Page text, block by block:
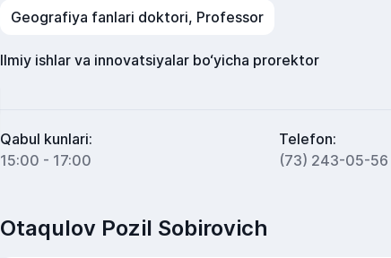
Geografiya fanlari doktori, Professor
Ilmiy ishlar va innovatsiyalar bo‘yicha prorektor
Qabul kunlari:
15:00 - 17:00
Telefon:
(73) 243-05-56
Otaqulov Pozil Sobirovich